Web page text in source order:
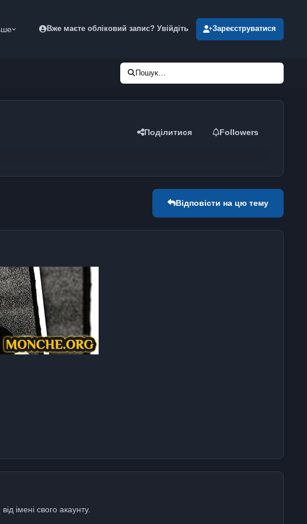
Вже маєте обліковий запис? Увійдіть Зареєструватися
Пошук…
Поділитися Followers
Відповісти на цю тему
імені свого акаунту.